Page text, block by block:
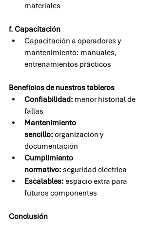
materiales
f. Capacitación
Capacitación a operadores y
mantenimiento: manuales,
entrenamientos prácticos
Beneficios de nuestros tableros
Confiabilidad: menor historial de
fallas
Mantenimiento
sencillo: organización y
documentación
Cumplimiento
normativo: seguridad eléctrica
Escalables: espacio extra para
futuros componentes
Conclusión